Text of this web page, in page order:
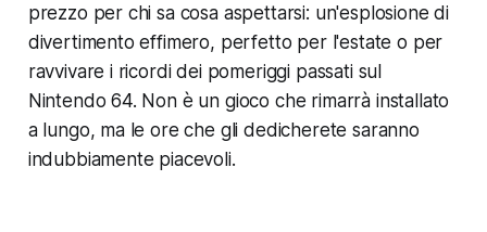
prezzo per chi sa cosa aspettarsi: un'esplosione di
divertimento effimero, perfetto per l'estate o per
ravvivare i ricordi dei pomeriggi passati sul
Nintendo 64. Non è un gioco che rimarrà installato
a lungo, ma le ore che gli dedicherete saranno
indubbiamente piacevoli.